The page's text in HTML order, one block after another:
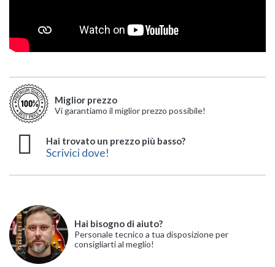
Miglior prezzo
Vi garantiamo il miglior prezzo possibile!
Hai trovato un prezzo più basso?
Scrivici dove!
Hai bisogno di aiuto?
Personale tecnico a tua disposizione per
consigliarti al meglio!